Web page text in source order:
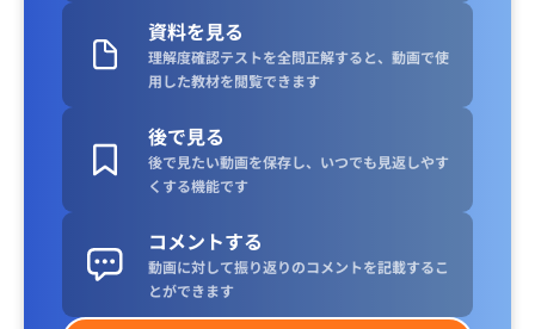
資料を見る
理解度確認テストを全問正解すると、動画で使
用した教材を閲覧できます
後で見る
後で見たい動画を保存し、いつでも見返しやす
くする機能です
コメントする
動画に対して振り返りのコメントを記載するこ
とができます